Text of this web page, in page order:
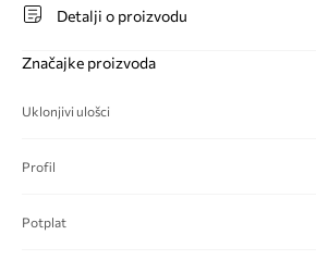
Detalji o proizvodu
Značajke proizvoda
Uklonjivi ulošci
Profil
Potplat